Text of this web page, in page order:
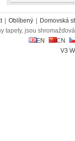
Oblíbený
Domovská
tapety, jsou
EN
CN
V3